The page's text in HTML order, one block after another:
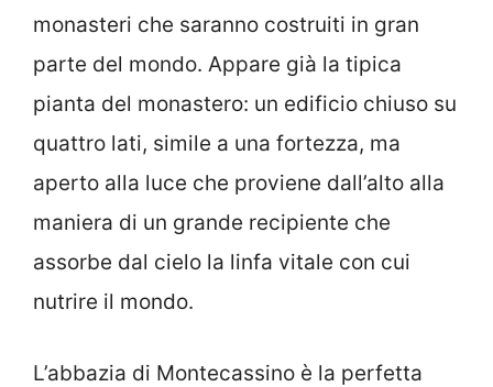
monasteri che saranno costruiti in gran
parte del mondo. Appare già la tipica
pianta del monastero: un edificio chiuso su
quattro lati, simile a una fortezza, ma
aperto alla luce che proviene dall’alto alla
maniera di un grande recipiente che
assorbe dal cielo la linfa vitale con cui
nutrire il mondo.
L’abbazia di Montecassino è la perfetta